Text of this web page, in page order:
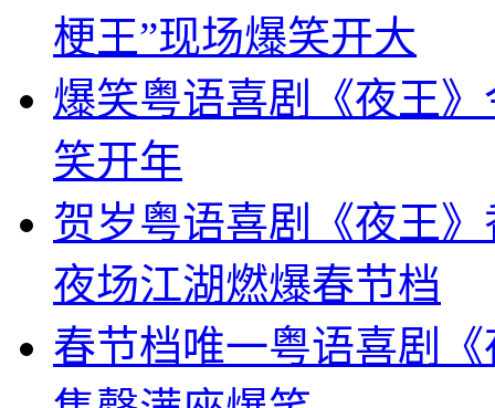
梗王”现场爆笑开大
爆笑粤语喜剧《夜王
笑开年
贺岁粤语喜剧《夜王
夜场江湖燃爆春节档
春节档唯一粤语喜剧